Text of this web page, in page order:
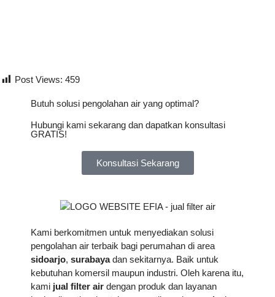
Post Views: 459
Butuh solusi pengolahan air yang optimal?
Hubungi kami sekarang dan dapatkan konsultasi
GRATIS!
Konsultasi Sekarang
Kami berkomitmen untuk menyediakan solusi
pengolahan air terbaik bagi perumahan di area
sidoarjo, surabayadan sekitarnya. Baik untuk
kebutuhan komersil maupun industri. Oleh karena itu,
kami jual filter air dengan produk dan layanan